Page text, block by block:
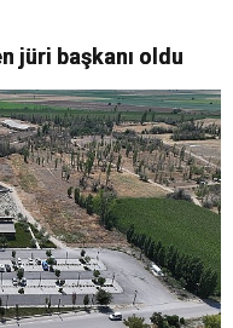
jüri başkanı oldu